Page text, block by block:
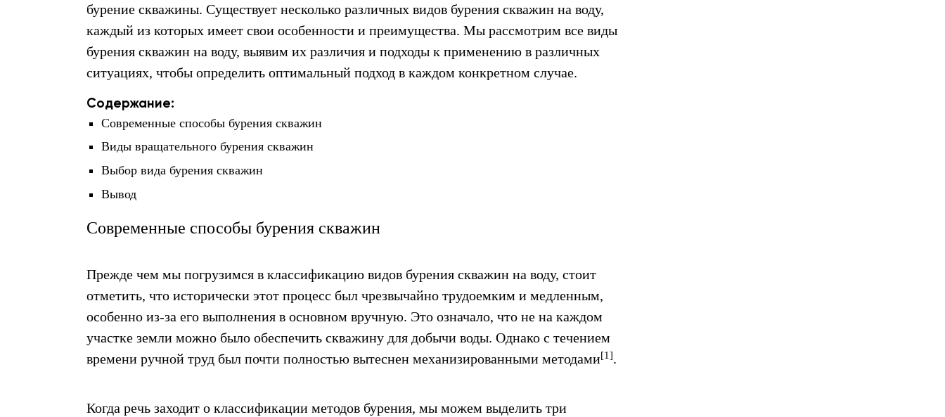
бурение скважины. Существует несколько различных видов бурения скважин на воду,
каждый из которых имеет свои особенности и преимущества. Мы рассмотрим все виды
бурения скважин на воду, выявим их различия и подходы к применению в различных
ситуациях, чтобы определить оптимальный подход в каждом конкретном случае.
Содержание:
Современные способы бурения скважин
Виды вращательного бурения скважин
Выбор вида бурения скважин
Вывод
Современные способы бурения скважин
Прежде чем мы погрузимся в классификацию видов бурения скважин на воду, стоит
отметить, что исторически этот процесс был чрезвычайно трудоемким и медленным,
особенно из-за его выполнения в основном вручную. Это означало, что не на каждом
участке земли можно было обеспечить скважину для добычи воды. Однако с течением
времени ручной труд был почти полностью вытеснен механизированными методами[1].
Когда речь заходит о классификации методов бурения, мы можем выделить три